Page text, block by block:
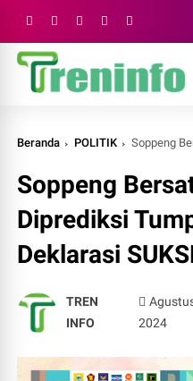
Beranda POLITIK Soppeng Bersatu:
Soppeng
Diprediksi
Deklarasi
TREN
INFO
2024